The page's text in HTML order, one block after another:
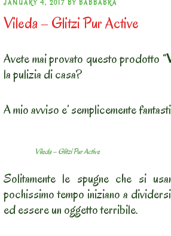
POSTED
ON
JANUARY 4, 2017 BY BABBABRA
Vileda – Glitzi Pur Active
Avete mai provato questo prodotto “
la pulizia di casa?
A mio avviso e’ semplicemente
Vileda – Glitzi Pur Active
Solitamente le spugne che si
pochissimo tempo iniziano a
ed essere un oggetto terribile.